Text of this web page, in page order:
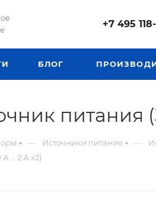
+7 495
БЛОГ
питания
— Источники питания —
… 2 А х2)